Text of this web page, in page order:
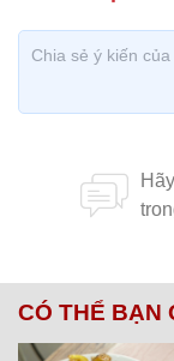
CÓ THỂ BẠN